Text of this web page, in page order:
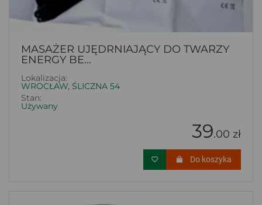
MASAŻER UJĘDRNIAJĄCY DO TWARZY
ENERGY BE...
Lokalizacja:
WROCŁAW, ŚLICZNA 54
Stan:
Używany
39.00 zł
Do koszyka